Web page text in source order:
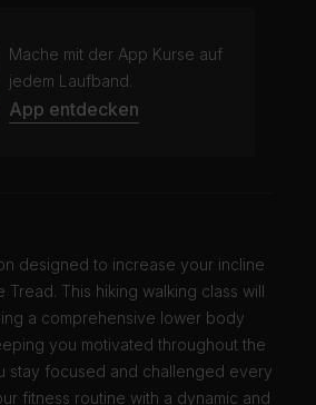
Mache mit der App Kurse auf
jedem Laufband.
App entdecken
designed to increase your incline
This hiking walking class will
a comprehensive lower body
you motivated throughout the
stay focused and challenged every
fitness routine with a dynamic and